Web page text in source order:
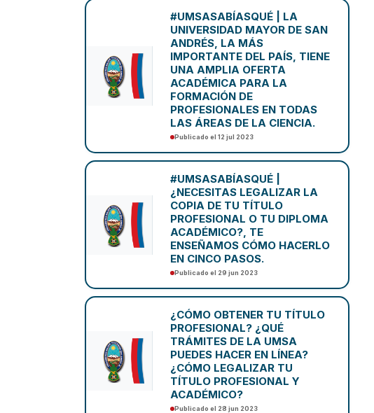
#UMSASABÍASQUÉ | LA
UNIVERSIDAD MAYOR DE SAN
ANDRÉS, LA MÁS
IMPORTANTE DEL PAÍS, TIENE
UNA AMPLIA OFERTA
ACADÉMICA PARA LA
FORMACIÓN DE
PROFESIONALES EN TODAS
LAS ÁREAS DE LA CIENCIA.
Publicado el 12 jul 2023
#UMSASABÍASQUÉ |
¿NECESITAS LEGALIZAR LA
COPIA DE TU TÍTULO
PROFESIONAL O TU DIPLOMA
ACADÉMICO?, TE
ENSEÑAMOS CÓMO HACERLO
EN CINCO PASOS.
Publicado el 29 jun 2023
¿CÓMO OBTENER TU TÍTULO
PROFESIONAL? ¿QUÉ
TRÁMITES DE LA UMSA
PUEDES HACER EN LÍNEA?
¿CÓMO LEGALIZAR TU
TÍTULO PROFESIONAL Y
ACADÉMICO?
Publicado el 28 jun 2023